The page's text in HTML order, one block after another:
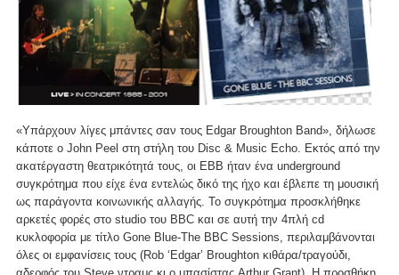
«Υπάρχουν λίγες μπάντες σαν τους Edgar Broughton Band», δήλωσε
κάποτε ο John Peel στη στήλη του Disc & Music Echo. Εκτός από την
ακατέργαστη θεατρικότητά τους, οι EBB ήταν ένα underground
συγκρότημα που είχε ένα εντελώς δικό της ήχο και έβλεπε τη μουσική
ως παράγοντα κοινωνικής αλλαγής. Το συγκρότημα προσκλήθηκε
αρκετές φορές στο studio του BBC και σε αυτή την 4πλή cd
κυκλοφορία με τίτλο Gone Blue-The BBC Sessions, περιλαμβάνονται
όλες οι εμφανίσεις τους (Rob ‘Edgar’ Broughton κιθάρα/τραγούδι,